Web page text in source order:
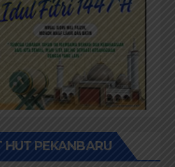
HUT PEKANBARU